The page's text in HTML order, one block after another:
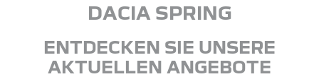
DACIA SPRING
ENTDECKEN SIE UNSERE
AKTUELLEN ANGEBOTE